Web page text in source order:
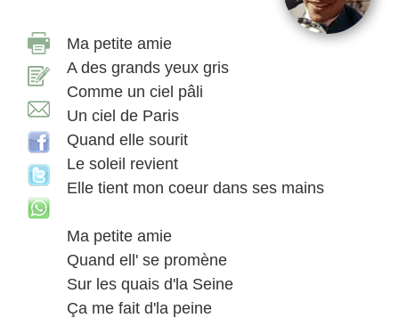
Ma petite amie
A des grands yeux gris
Comme un ciel pâli
Un ciel de Paris
Quand elle sourit
Le soleil revient
Elle tient mon coeur dans ses mains
Ma petite amie
Quand ell' se promène
Sur les quais d'la Seine
Ça me fait d'la peine